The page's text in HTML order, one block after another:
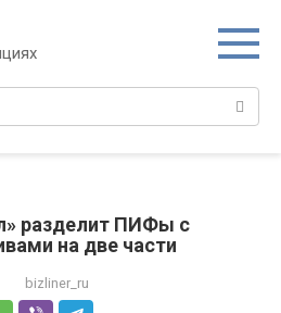
разделит ПИФы с
на две части
bizliner_ru